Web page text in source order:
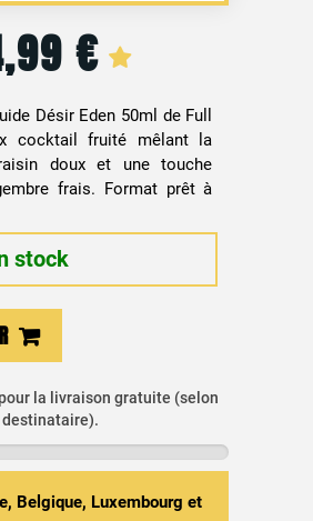
€
Désir Eden 50ml de Full
cocktail fruité mêlant la
doux et une touche
frais. Format prêt à
stock
la livraison gratuite (selon
destinataire).
Belgique, Luxembourg et